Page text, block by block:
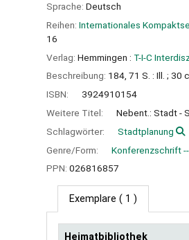
Sprache: Deutsch
Reihen: Internationales
16
Verlag: Hemmingen : T-I-C
Beschreibung: 184, 71 S. : Ill. ; 30
ISBN:
3924910154
Weitere Titel:
Nebent.: Stadt -
Schlagwörter:
Stadtplanung
Genre/Form:
Konferenzschrift
PPN: 026816857
Exemplare ( 1 )
Heimatbibliothek